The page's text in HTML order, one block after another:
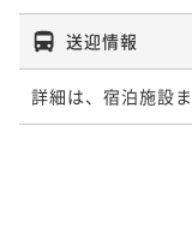
送迎情報
詳細は、宿泊施設